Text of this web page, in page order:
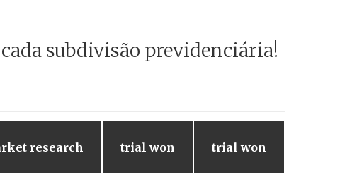
subdivisão previdenciária!
research trial won trial won